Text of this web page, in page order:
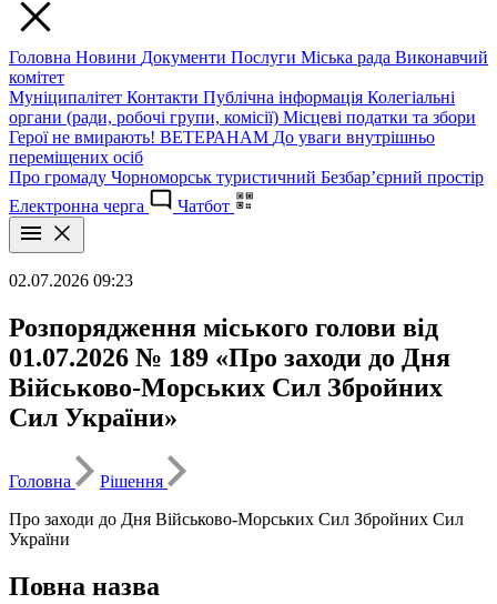
Головна Новини Документи Послуги Міська рада Виконавчий
комітет
Муніципалітет Контакти Публічна інформація Колегіальні
органи (ради, робочі групи, комісії) Місцеві податки та збори
Герої не вмирають! ВЕТЕРАНАМ До уваги внутрішньо
переміщених осіб
Про громаду Чорноморськ туристичний Безбар’єрний простір
Електронна черга
Чатбот
02.07.2026 09:23
Розпорядження міського голови від
01.07.2026 № 189 «Про заходи до Дня
Військово-Морських Сил Збройних
Сил України»
Головна
Рішення
Про заходи до Дня Військово-Морських Сил Збройних Сил
України
Повна назва